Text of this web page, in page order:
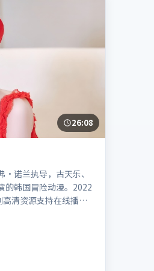
26:08
·诺兰执导，古天乐、
韩国冒险动漫。2022
清资源支持在线播
，奇观与友情并行，
检索「无名倒影」
「韩国」「2022」
的影迷阅读简介与主创